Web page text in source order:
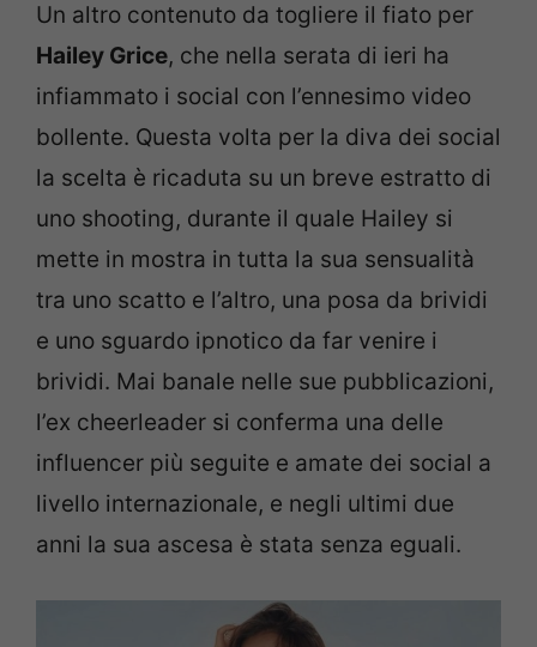
Un altro contenuto da togliere il fiato per
Hailey Grice, che nella serata di ieri ha
infiammato i social con l’ennesimo video
bollente. Questa volta per la diva dei social
la scelta è ricaduta su un breve estratto di
uno shooting, durante il quale Hailey si
mette in mostra in tutta la sua sensualità
tra uno scatto e l’altro, una posa da brividi
e uno sguardo ipnotico da far venire i
brividi. Mai banale nelle sue pubblicazioni,
l’ex cheerleader si conferma una delle
influencer più seguite e amate dei social a
livello internazionale, e negli ultimi due
anni la sua ascesa è stata senza eguali.